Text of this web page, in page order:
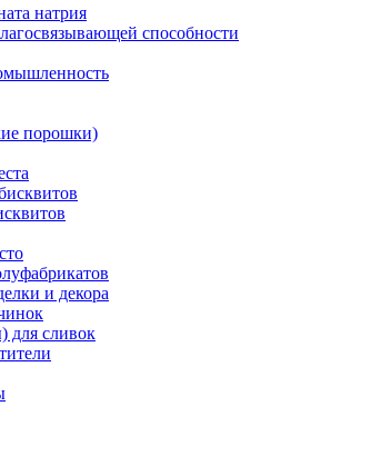
натрия
способности
порошки)
и декора
для сливок